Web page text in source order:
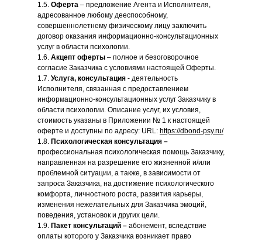
1.5. Оферта – предложение Агента и Исполнителя,
адресованное любому дееспособному,
совершеннолетнему физическому лицу заключить
договор оказания информационно-консультационных
услуг в области психологии.
1.6. Акцепт оферты – полное и безоговорочное
согласие Заказчика с условиями настоящей Оферты.
1.7. Услуга, консультация - деятельность
Исполнителя, связанная с предоставлением
информационно-консультационных услуг Заказчику в
области психологии. Описание услуг, их условия,
стоимость указаны в Приложении № 1 к настоящей
оферте и доступны по адресу: URL: https://dbond-psy.ru/
1.8. Психологическая консультация –
профессиональная психологическая помощь Заказчику,
направленная на разрешение его жизненной и/или
проблемной ситуации, а также, в зависимости от
запроса Заказчика, на достижение психологического
комфорта, личностного роста, развития карьеры,
изменения нежелательных для Заказчика эмоций,
поведения, установок и других цели.
1.9. Пакет консультаций – абонемент, вследствие
оплаты которого у Заказчика возникает право